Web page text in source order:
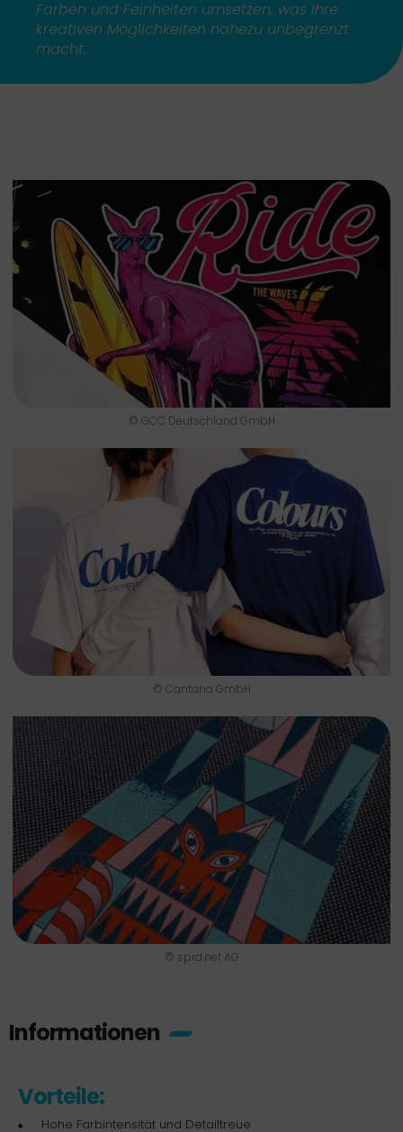
Farben und Feinheiten umsetzen, was Ihre
kreativen Möglichkeiten nahezu unbegrenzt
macht.
© GCC Deutschland GmbH
© Cantana GmbH
© sprd.net AG
Informationen
Vorteile:
Hohe Farbintensität und Detailtreue